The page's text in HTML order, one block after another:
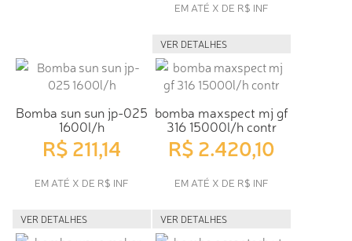
EM ATÉ X DE R$ INF
VER DETALHES
Bomba sun sun jp-025
1600l/h
R$ 211,14
EM ATÉ X DE R$ INF
VER DETALHES
bomba maxspect mj gf
316 15000l/h contr
R$ 2.420,10
EM ATÉ X DE R$ INF
VER DETALHES